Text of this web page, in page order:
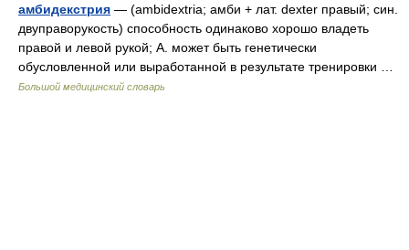
амбидекстрия — (ambidextria; амби + лат. dexter правый; син.
двуправорукость) способность одинаково хорошо владеть
правой и левой рукой; А. может быть генетически
обусловленной или выработанной в результате тренировки …
Большой медицинский словарь